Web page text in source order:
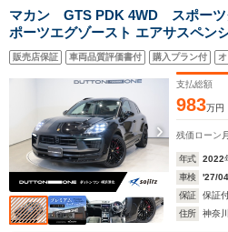
マカン GTS PDK 4WD スポーツ
ポーツエグゾースト エアサスペン
ーフ 21インチRSスパイダーデザイ
エントリー&ドライブ PDLSプラス
メラ 純正ナビ
販売店保証 車両品質評価書付 購入プラン付
支払総額
983万円
残価ローン
年式 2022
車検
'27/04
保証
保証
住所
神奈